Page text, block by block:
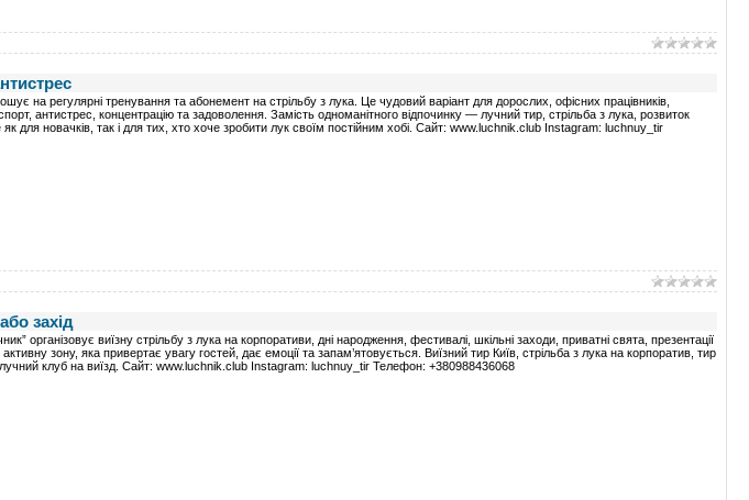
на регулярні тренування та абонемент на стрільбу з лука. Це чудовий варіант для дорослих, офісних працівників,
антистрес, концентрацію та задоволення. Замість одноманітного відпочинку — лучний тир, стрільба з лука, розвиток
як для новачків, так і для тих, хто хоче зробити лук своїм постійним хобі. Сайт: www.luchnik.club Instagram: luchnuy_tir
захід
організовує виїзну стрільбу з лука на корпоративи, дні народження, фестивалі, шкільні заходи, приватні свята, презентації
зону, яка привертає увагу гостей, дає емоції та запам’ятовується. Виїзний тир Київ, стрільба з лука на корпоратив, тир
лучний клуб на виїзд. Сайт: www.luchnik.club Instagram: luchnuy_tir Телефон: +380988436068